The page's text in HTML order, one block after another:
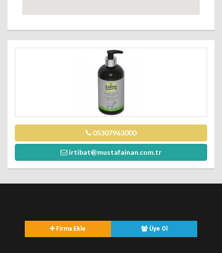
05307963000
irtibat@mustafainan.com.tr
Üye Ol
Firma Ekle